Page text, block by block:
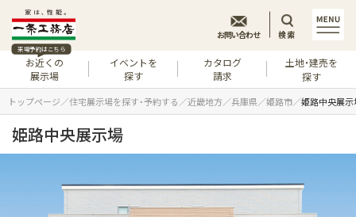
来場予約はこちら
お近くの
展示場
イベントを
探す
カタログ
請求
土地・建売を
探す
お問い合わせ 検索
トップページ 住宅展示場を探す・予約する 近畿地方 兵庫県 姫路市 姫路中央展示
姫路中央展示場